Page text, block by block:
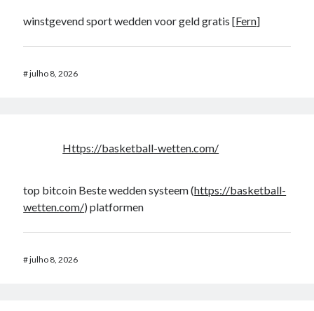
winstgevend sport wedden voor geld gratis [Fern]
#julho 8, 2026
Https://basketball-wetten.com/
top bitcoin Beste wedden systeem (https://basketball-
wetten.com/) platformen
#julho 8, 2026